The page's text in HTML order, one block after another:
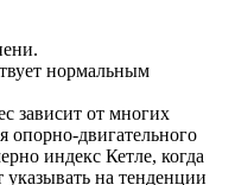
нормальным
зависит от многих
опорно-двигательного
индекс Кетле, когда
на тенденции